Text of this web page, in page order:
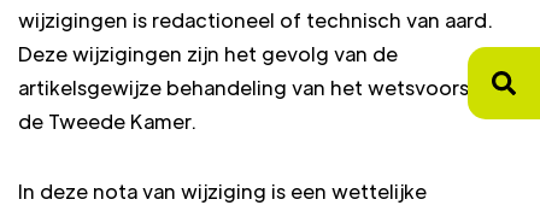
wijzigingen is redactioneel of technisch van aard.
Deze wijzigingen zijn het gevolg van de
artikelsgewijze behandeling van het wetsvoorstel in
de Tweede Kamer.
In deze nota van wijziging is een wettelijke